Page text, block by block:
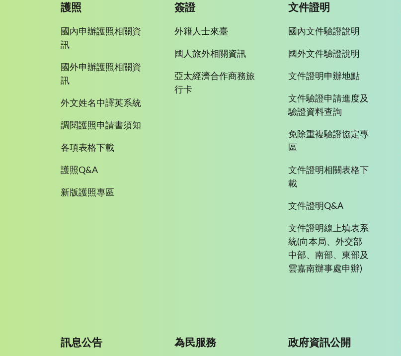
護照
國內申辦護照相關資
訊
國外申辦護照相關資
訊
外文姓名中譯英系統
調閱護照申請書須知
各項表格下載
護照Q&A
新版護照專區
簽證
外籍人士來臺
國人旅外相關資訊
亞太經濟合作商務旅
行卡
文件證明
國內文件驗證說明
國外文件驗證說明
文件證明申辦地點
文件驗證申請進度及
驗證資料查詢
免除重複驗證協定專
區
文件證明相關表格下
載
文件證明Q&A
文件證明線上填表系
統(向本局、外交部
中部、南部、東部及
雲嘉南辦事處申辦)
訊息公告 為民服務 政府資訊公開